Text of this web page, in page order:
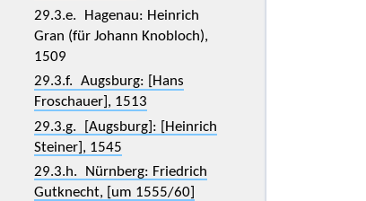
29.3.e. Hagenau: Heinrich
Gran (für Johann Knobloch),
1509
29.3.f. Augsburg: [Hans
Froschauer], 1513
29.3.g. [Augsburg]: [Heinrich
Steiner], 1545
29.3.h. Nürnberg: Friedrich
Gutknecht, [um 1555/60]